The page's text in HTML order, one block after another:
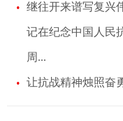
继往开来谱写复
记在纪念中国人民
周...
让抗战精神烛照奋